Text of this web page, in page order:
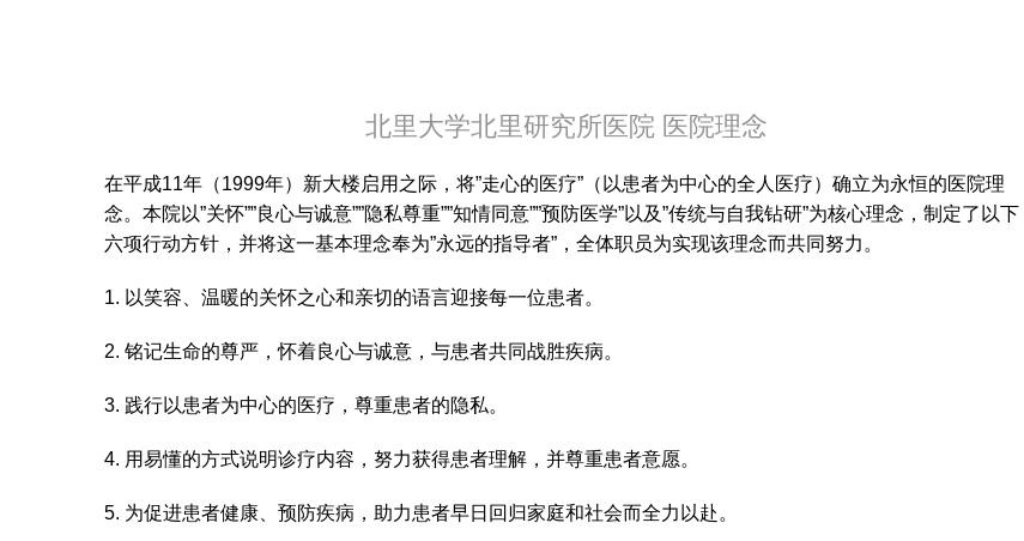
北里大学北里研究所医院 医院理念
在平成11年（1999年）新大楼启用之际，将”走心的医疗”（以患者为中心的全人医疗）确立为永恒的医院理
念。本院以”关怀””良心与诚意””隐私尊重””知情同意””预防医学”以及”传统与自我钻研”为核心理念，制定了以下
六项行动方针，并将这一基本理念奉为”永远的指导者”，全体职员为实现该理念而共同努力。
1. 以笑容、温暖的关怀之心和亲切的语言迎接每一位患者。
2. 铭记生命的尊严，怀着良心与诚意，与患者共同战胜疾病。
3. 践行以患者为中心的医疗，尊重患者的隐私。
4. 用易懂的方式说明诊疗内容，努力获得患者理解，并尊重患者意愿。
5. 为促进患者健康、预防疾病，助力患者早日回归家庭和社会而全力以赴。